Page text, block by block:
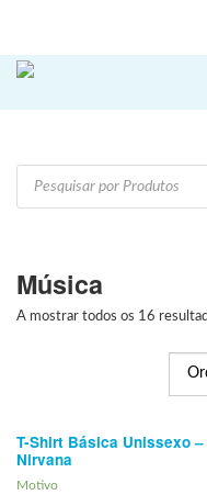
Products
search
Música
A mostrar todos os 16
T-Shirt Básica Unissexo –
Nirvana
Motivo